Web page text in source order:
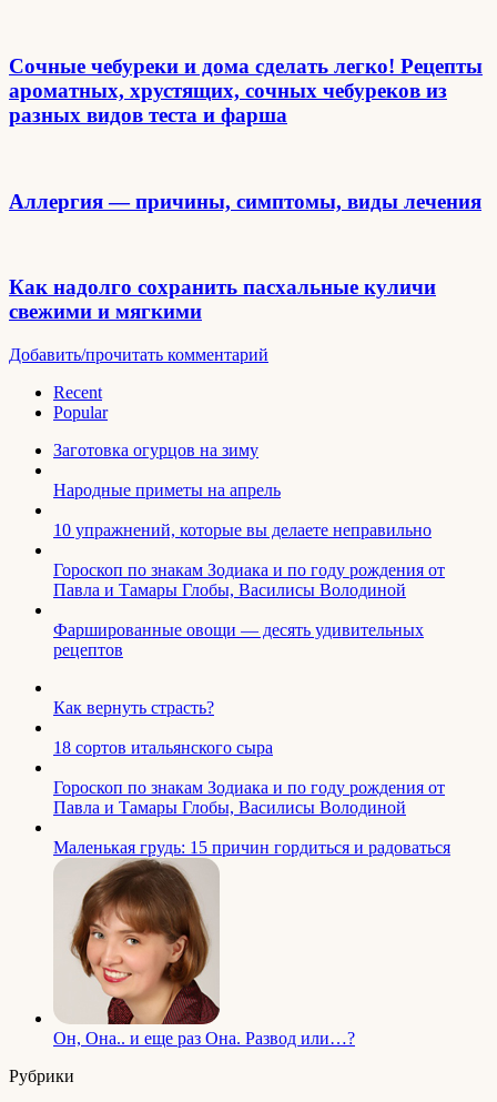
Сочные чебуреки и дома сделать легко! Рецепты
ароматных, хрустящих, сочных чебуреков из
разных видов теста и фарша
Аллергия — причины, симптомы, виды лечения
Как надолго сохранить пасхальные куличи
свежими и мягкими
Добавить/прочитать комментарий
Recent
Popular
Заготовка огурцов на зиму
Народные приметы на апрель
10 упражнений, которые вы делаете неправильно
Гороскоп по знакам Зодиака и по году рождения от
Павла и Тамары Глобы, Василисы Володиной
Фаршированные овощи — десять удивительных
рецептов
Как вернуть страсть?
18 сортов итальянского сыра
Гороскоп по знакам Зодиака и по году рождения от
Павла и Тамары Глобы, Василисы Володиной
Маленькая грудь: 15 причин гордиться и радоваться
Он, Она.. и еще раз Она. Развод или…?
Рубрики